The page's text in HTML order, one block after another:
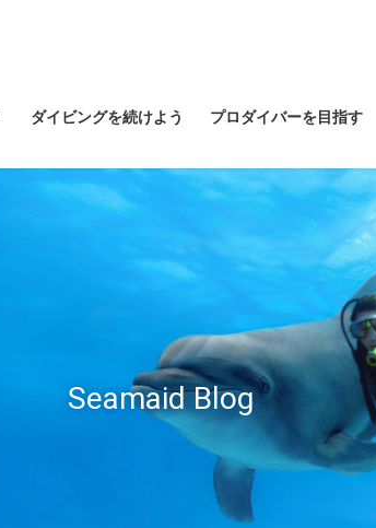
ダイビングを続けよう プロダイバーを目指す
Seamaid Blog